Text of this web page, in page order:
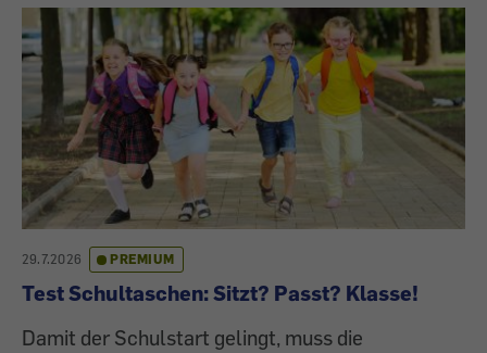
29.7.2026 PREMIUM
Test Schultaschen: Sitzt? Passt? Klasse!
Damit der Schulstart gelingt, muss die